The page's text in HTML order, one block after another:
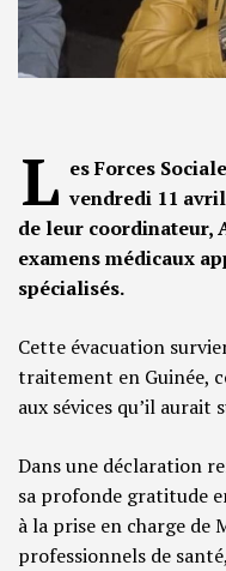
L es Forces
vendredi 11
de leur coordinateur,
examens médicaux
spécialisés.
Cette évacuation
traitement en Guinée,
aux sévices qu’il aurait
Dans une déclaration
sa profonde gratitude
à la prise en charge de
professionnels de